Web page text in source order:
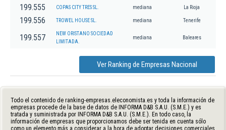
199.555 COPAS CITY TRES SL. mediana La Rioja
199.556 TROWEL HOUSE SL. mediana Tenerife
199.557
NEW ORISTANO SOCIEDAD
LIMITADA.
mediana Baleares
Ver Ranking de Empresas Nacional
Todo el contenido de ranking-empresas.eleconomista.es y toda la información de
empresas procede de la base de datos de INFORMA D&B S.A.U. (S.M.E.) y es
tratada y suministrada por INFORMA D&B S.A.U. (S.M.E.). En todo caso, la
información de empresas que proporcionamos debe ser tenida en cuenta sólo
como un elemento más a considerar a la hora de adoptar decisiones comerciales